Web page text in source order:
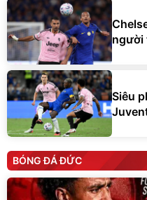
người
Siêu
BÓNG ĐÁ ĐỨC